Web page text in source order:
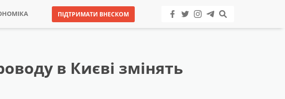
ПІДТРИМАТИ ВНЕСКОМ
в Києві змінять